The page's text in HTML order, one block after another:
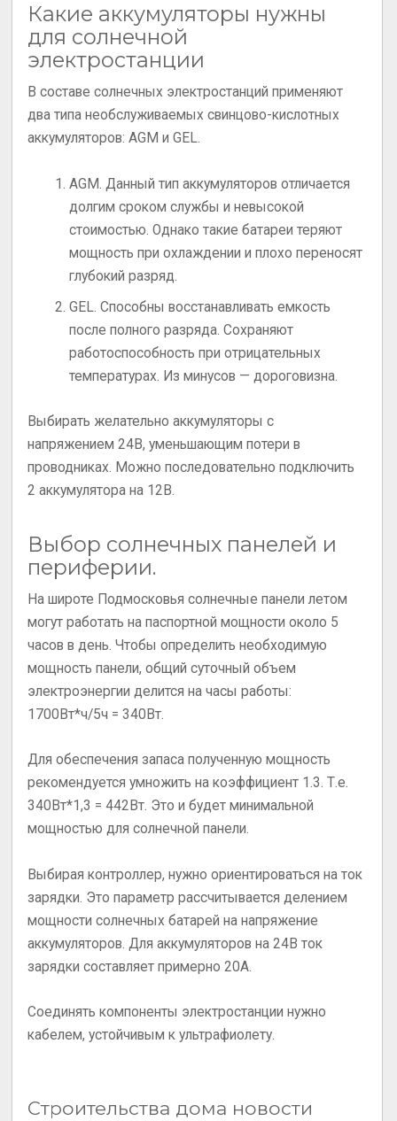
Какие аккумуляторы нужны
для солнечной
электростанции
В составе солнечных электростанций применяют
два типа необслуживаемых свинцово-кислотных
аккумуляторов: AGM и GEL.
AGM. Данный тип аккумуляторов отличается
долгим сроком службы и невысокой
стоимостью. Однако такие батареи теряют
мощность при охлаждении и плохо переносят
глубокий разряд.
GEL. Способны восстанавливать емкость
после полного разряда. Сохраняют
работоспособность при отрицательных
температурах. Из минусов — дороговизна.
Выбирать желательно аккумуляторы с
напряжением 24В, уменьшающим потери в
проводниках. Можно последовательно подключить
2 аккумулятора на 12В.
Выбор солнечных панелей и
периферии.
На широте Подмосковья солнечные панели летом
могут работать на паспортной мощности около 5
часов в день. Чтобы определить необходимую
мощность панели, общий суточный объем
электроэнергии делится на часы работы:
1700Вт*ч/5ч = 340Вт.
Для обеспечения запаса полученную мощность
рекомендуется умножить на коэффициент 1.3. Т.е.
340Вт*1,3 = 442Вт. Это и будет минимальной
мощностью для солнечной панели.
Выбирая контроллер, нужно ориентироваться на ток
зарядки. Это параметр рассчитывается делением
мощности солнечных батарей на напряжение
аккумуляторов. Для аккумуляторов на 24В ток
зарядки составляет примерно 20А.
Соединять компоненты электростанции нужно
кабелем, устойчивым к ультрафиолету.
Строительства дома новости